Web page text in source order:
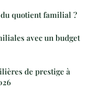
quotient familial ?
avec un budget
de prestige à